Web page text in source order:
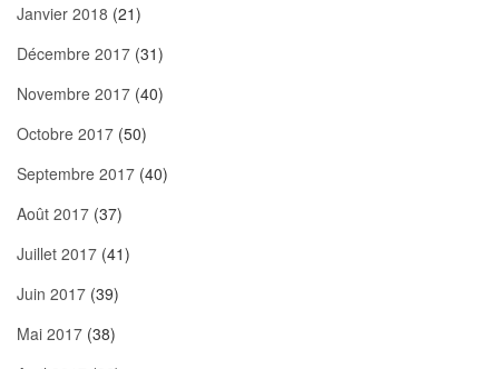
Janvier 2018 (21)
Décembre 2017 (31)
Novembre 2017 (40)
Octobre 2017 (50)
Septembre 2017 (40)
Août 2017 (37)
Juillet 2017 (41)
Juin 2017 (39)
Mai 2017 (38)